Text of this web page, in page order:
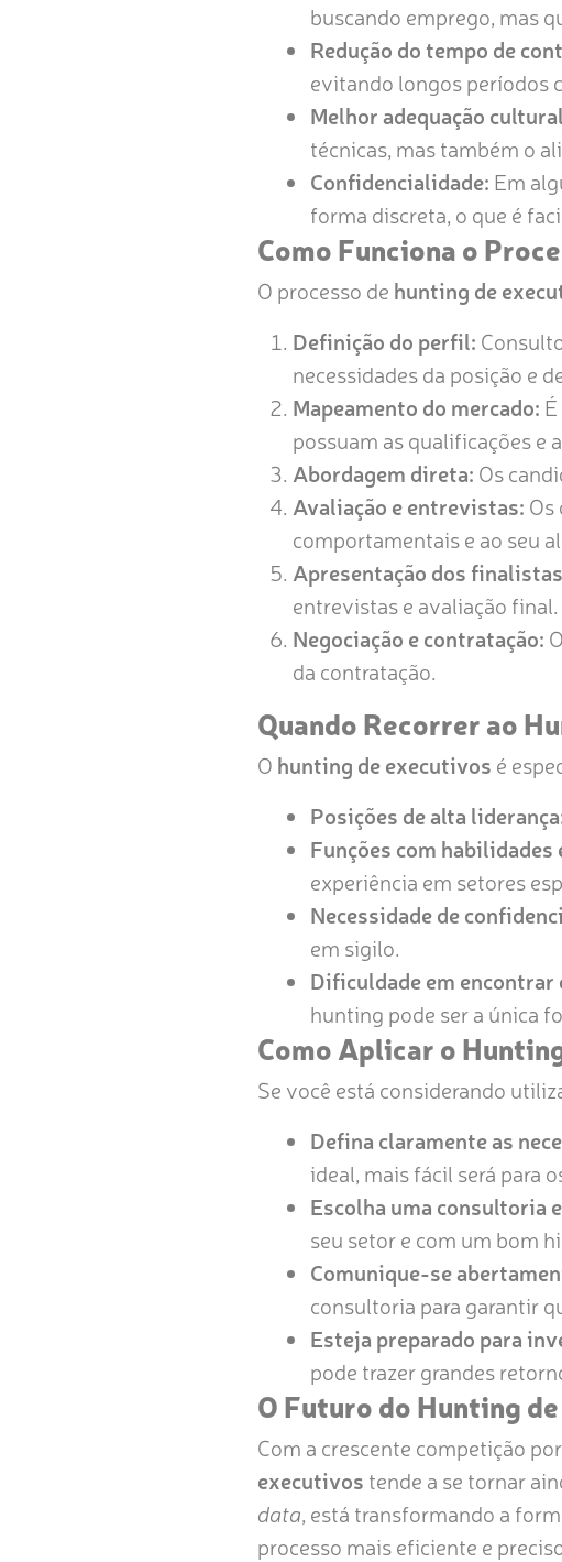
buscando emprego, mas
Redução do tempo de
evitando longos períodos
Melhor adequação
técnicas, mas também o
Confidencialidade: Em
forma discreta, o que é
Como Funciona o
O processo de hunting de
Definição do perfil:
necessidades da posição e
Mapeamento do mercado:
possuam as qualificações e
Abordagem direta: Os
Avaliação e entrevistas: Os
comportamentais e ao seu
Apresentação dos
entrevistas e avaliação final.
Negociação e contratação:
da contratação.
Quando Recorrer ao
O hunting de executivos é
Posições de alta
Funções com habilidades
experiência em setores
Necessidade de
em sigilo.
Dificuldade em
hunting pode ser a única
Como Aplicar o
Se você está considerando
Defina claramente as
ideal, mais fácil será para
Escolha uma consultoria
seu setor e com um bom
Comunique-se
consultoria para garantir
Esteja preparado para
pode trazer grandes
O Futuro do Hunting
Com a crescente competição
executivos tende a se tornar
data, está transformando a
processo mais eficiente e